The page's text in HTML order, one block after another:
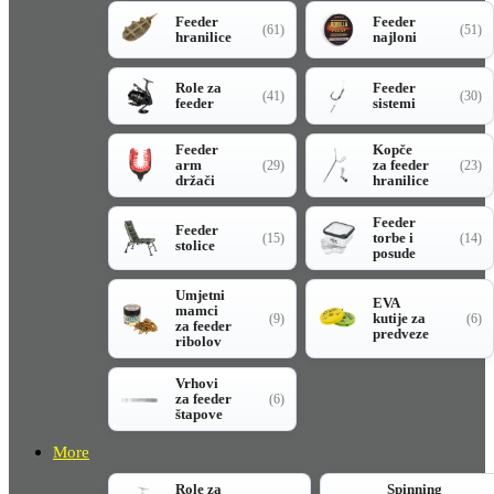
Feeder
hranilice
(61)
Feeder
najloni
(51)
Role za
feeder
(41)
Feeder
sistemi
(30)
Feeder
arm
držači
(29)
Kopče
za feeder
hranilice
(23)
Feeder
stolice
(15)
Feeder
torbe i
posude
(14)
Umjetni
mamci
za feeder
ribolov
(9)
EVA
kutije za
predveze
(6)
Vrhovi
za feeder
štapove
(6)
More
Role za
Spinning